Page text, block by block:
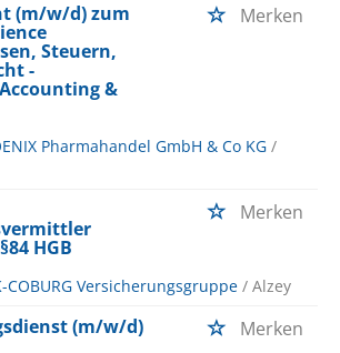
(m/w/d) zum
Steuern,
-
&
Merken
Pharmahandel GmbH & Co KG /
HGB
Merken
COBURG Versicherungsgruppe / Alzey
(m/w/d) Merken